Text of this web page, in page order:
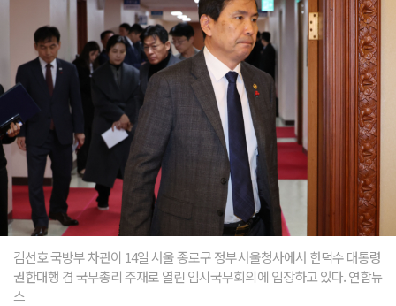
김선호 국방부 차관이 14일 서울 종로구 정부서울청사에서 한덕수 대통령
권한대행 겸 국무총리 주재로 열린 임시국무회의에 입장하고 있다. 연합뉴
스